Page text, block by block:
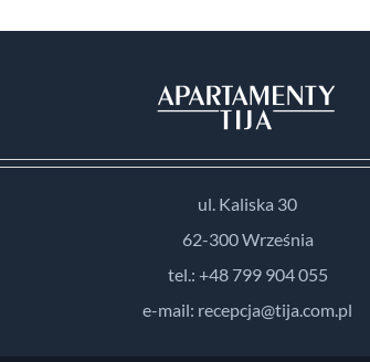
ul. Kaliska 30
62-300 Września
tel.: +48 799 904 055
e-mail: recepcja@tija.com.pl